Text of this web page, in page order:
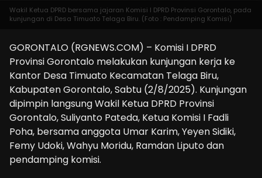
Wakil Ketua DPRD bersama jajaran Komisi I DPRD Provinsi Gorontalo, pada
kunjungan di Desa Timuato Telaga Biru. (Foto : Pendamping Komisi)
GORONTALO (RGNEWS.COM) – Komisi I DPRD
Provinsi Gorontalo melakukan kunjungan kerja ke
Kantor Desa Timuato Kecamatan Telaga Biru,
Kabupaten Gorontalo, Sabtu (2/8/2025). Kunjungan
dipimpin langsung Wakil Ketua DPRD Provinsi
Gorontalo, Suliyanto Pateda, Ketua Komisi I Fadli
Poha, bersama anggota Umar Karim, Yeyen Sidiki,
Femy Udoki, Wahyu Moridu, Ramdan Liputo dan
pendamping komisi.